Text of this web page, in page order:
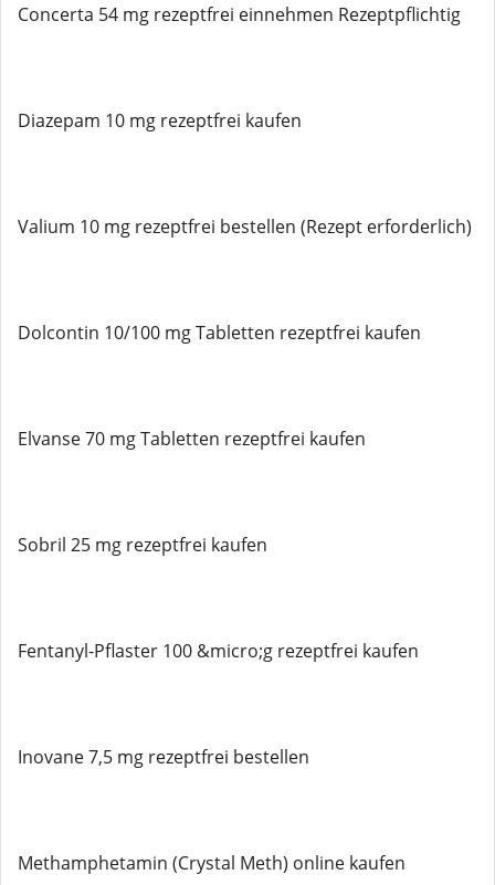
Concerta 54 mg rezeptfrei einnehmen Rezeptpflichtig
Diazepam 10 mg rezeptfrei kaufen
Valium 10 mg rezeptfrei bestellen (Rezept erforderlich)
Dolcontin 10/100 mg Tabletten rezeptfrei kaufen
Elvanse 70 mg Tabletten rezeptfrei kaufen
Sobril 25 mg rezeptfrei kaufen
Fentanyl-Pflaster 100 &micro;g rezeptfrei kaufen
Inovane 7,5 mg rezeptfrei bestellen
Methamphetamin (Crystal Meth) online kaufen